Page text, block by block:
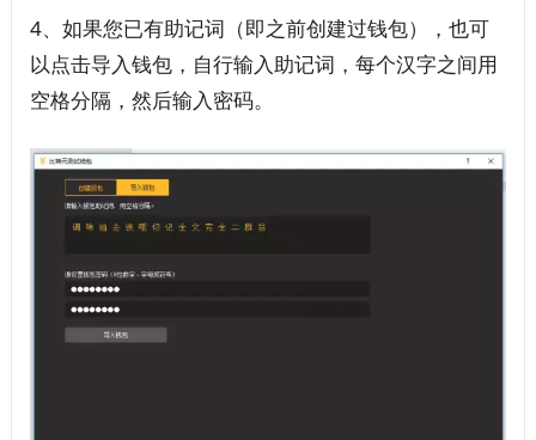
4、如果您已有助记词（即之前创建过钱包），也可
以点击导入钱包，自行输入助记词，每个汉字之间用
空格分隔，然后输入密码。